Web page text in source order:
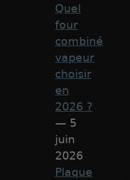
Quel
four
combiné
vapeur
choisir
en
2026 ?
— 5
juin
2026
Plaque